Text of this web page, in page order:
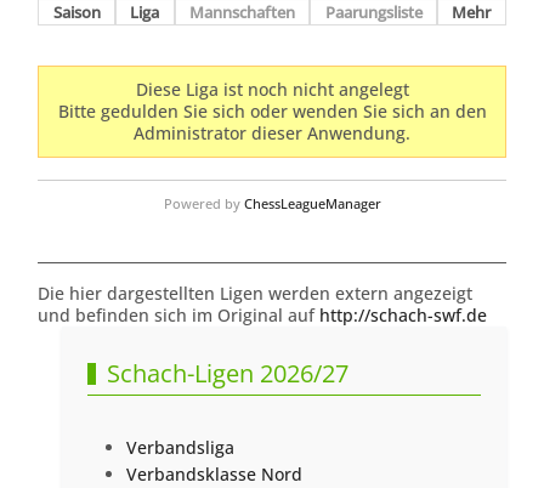
Saison Liga Mannschaften Paarungsliste Mehr
Diese Liga ist noch nicht angelegt
Bitte gedulden Sie sich oder wenden Sie sich an den
Administrator dieser Anwendung.
Powered by ChessLeagueManager
Die hier dargestellten Ligen werden extern angezeigt
und befinden sich im Original auf http://schach-swf.de
Schach-Ligen 2026/27
Verbandsliga
Verbandsklasse Nord